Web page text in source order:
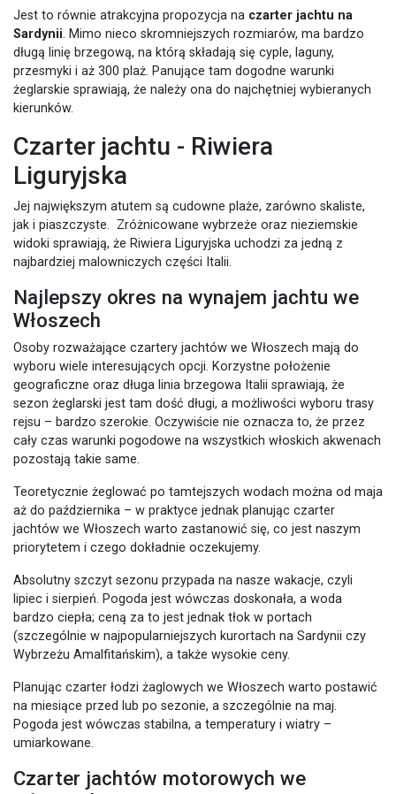
Jest to równie atrakcyjna propozycja na czarter jachtu na
Sardynii. Mimo nieco skromniejszych rozmiarów, ma bardzo
długą linię brzegową, na którą składają się cyple, laguny,
przesmyki i aż 300 plaż. Panujące tam dogodne warunki
żeglarskie sprawiają, że należy ona do najchętniej wybieranych
kierunków.
Czarter jachtu - Riwiera
Liguryjska
Jej największym atutem są cudowne plaże, zarówno skaliste,
jak i piaszczyste. Zróżnicowane wybrzeże oraz nieziemskie
widoki sprawiają, że Riwiera Liguryjska uchodzi za jedną z
najbardziej malowniczych części Italii.
Najlepszy okres na wynajem jachtu we
Włoszech
Osoby rozważające czartery jachtów we Włoszech mają do
wyboru wiele interesujących opcji. Korzystne położenie
geograficzne oraz długa linia brzegowa Italii sprawiają, że
sezon żeglarski jest tam dość długi, a możliwości wyboru trasy
rejsu – bardzo szerokie. Oczywiście nie oznacza to, że przez
cały czas warunki pogodowe na wszystkich włoskich akwenach
pozostają takie same.
Teoretycznie żeglować po tamtejszych wodach można od maja
aż do października – w praktyce jednak planując czarter
jachtów we Włoszech warto zastanowić się, co jest naszym
priorytetem i czego dokładnie oczekujemy.
Absolutny szczyt sezonu przypada na nasze wakacje, czyli
lipiec i sierpień. Pogoda jest wówczas doskonała, a woda
bardzo ciepła; ceną za to jest jednak tłok w portach
(szczególnie w najpopularniejszych kurortach na Sardynii czy
Wybrzeżu Amalfitańskim), a także wysokie ceny.
Planując czarter łodzi żaglowych we Włoszech warto postawić
na miesiące przed lub po sezonie, a szczególnie na maj.
Pogoda jest wówczas stabilna, a temperatury i wiatry –
umiarkowane.
Czarter jachtów motorowych we